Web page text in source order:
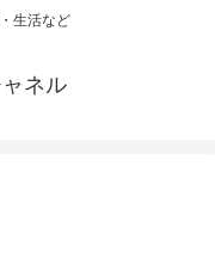
生活など
ネル